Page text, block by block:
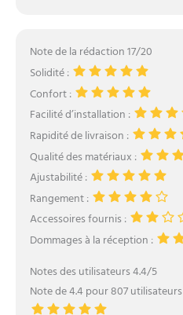
Note de la rédaction 17/20
Solidité :
Confort :
Facilité d’installation :
Rapidité de livraison :
Qualité des matériaux :
Ajustabilité :
Rangement :
Accessoires fournis :
Dommages à la réception :
Notes des utilisateurs 4.4/5
Note de 4.4 pour 807 utilisateurs